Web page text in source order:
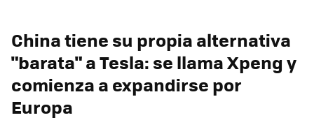
China tiene su propia alternativa
"barata" a Tesla: se llama Xpeng y
comienza a expandirse por
Europa